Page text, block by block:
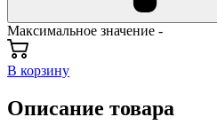
Максимальное значение -
В корзину
Описание товара